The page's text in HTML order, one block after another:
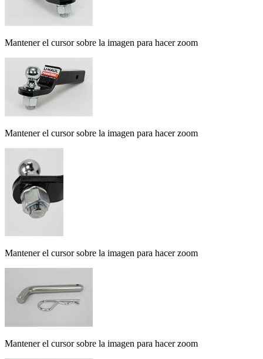
Mantener el cursor sobre la imagen para hacer zoom
Mantener el cursor sobre la imagen para hacer zoom
Mantener el cursor sobre la imagen para hacer zoom
Mantener el cursor sobre la imagen para hacer zoom